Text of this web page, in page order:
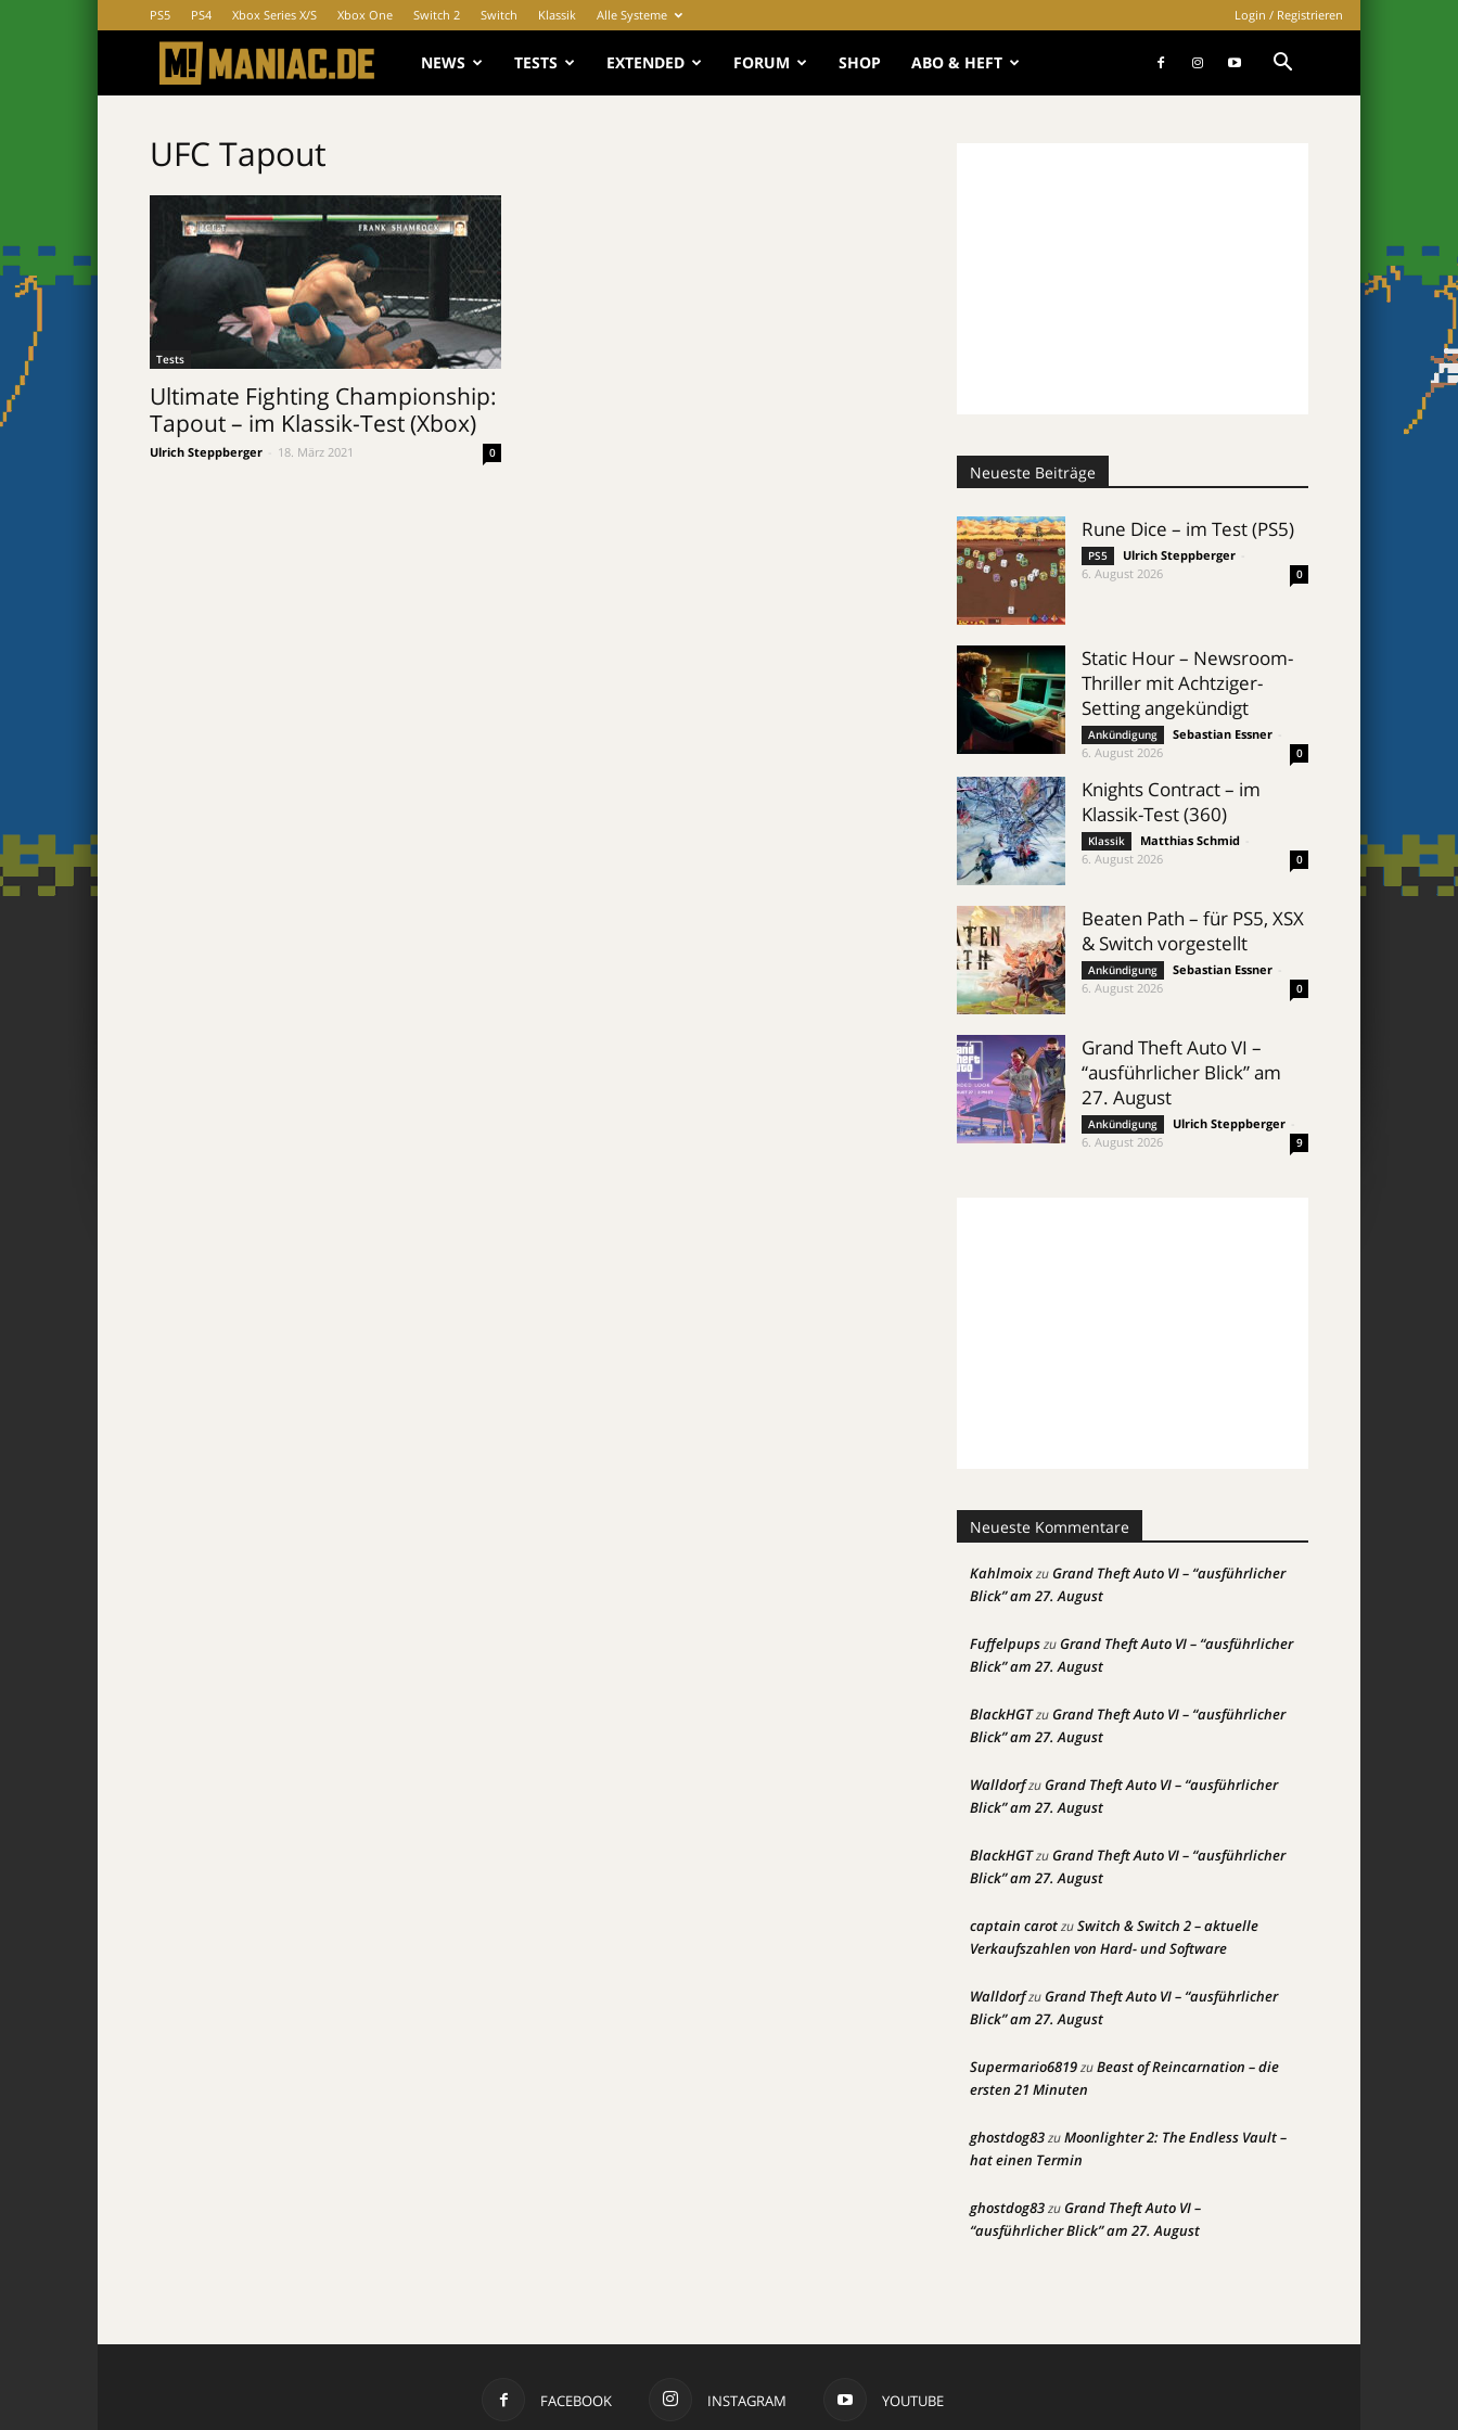
PS5 PS4 Xbox Series X/S Xbox One Switch 2 Switch Klassik Alle Systeme Login / Registrieren
MANIAC.de
NEWS TESTS EXTENDED FORUM SHOP ABO & HEFT
UFC Tapout
Tests
Ultimate Fighting Championship:
Tapout – im Klassik-Test (Xbox)
Ulrich Steppberger 18. März 2021 0
Neueste Beiträge
Rune Dice – im Test (PS5)
PS5 Ulrich Steppberger
6. August 2026
0
Static Hour – Newsroom-
Thriller mit Achtziger-
Setting angekündigt
Ankündigung Sebastian Essner
6. August 2026
0
Knights Contract – im
Klassik-Test (360)
Klassik Matthias Schmid
6. August 2026
0
Beaten Path – für PS5, XSX
& Switch vorgestellt
Ankündigung Sebastian Essner
6. August 2026
0
Grand Theft Auto VI –
“ausführlicher Blick” am
27. August
Ankündigung Ulrich Steppberger
6. August 2026
9
Neueste Kommentare
KahlmoixzuGrand Theft Auto VI – “ausführlicher
Blick” am 27. August
FuffelpupszuGrand Theft Auto VI – “ausführlicher
Blick” am 27. August
BlackHGTzuGrand Theft Auto VI – “ausführlicher
Blick” am 27. August
WalldorfzuGrand Theft Auto VI – “ausführlicher
Blick” am 27. August
BlackHGTzuGrand Theft Auto VI – “ausführlicher
Blick” am 27. August
captain carotzuSwitch & Switch 2 – aktuelle
Verkaufszahlen von Hard- und Software
WalldorfzuGrand Theft Auto VI – “ausführlicher
Blick” am 27. August
Supermario6819zuBeast of Reincarnation – die
ersten 21 Minuten
ghostdog83zuMoonlighter 2: The Endless Vault –
hat einen Termin
ghostdog83zuGrand Theft Auto VI –
“ausführlicher Blick” am 27. August
FACEBOOK INSTAGRAM YOUTUBE